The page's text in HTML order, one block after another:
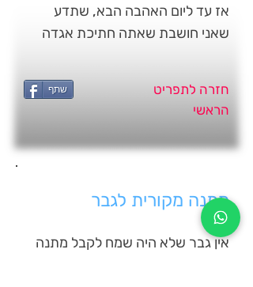
אז עד ליום האהבה הבא, שתדע
שאני חושבת שאתה חתיכת אגדה
שתף
חזרה לתפריט
הראשי
מתנה מקורית לגבר
אין גבר שלא היה שמח לקבל מתנה